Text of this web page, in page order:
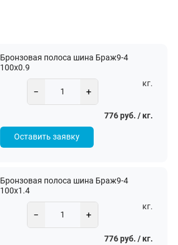
Бронзовая полоса шина Браж9-4
100х0.9
− +
кг.
776 руб. / кг.
Оставить заявку
Бронзовая полоса шина Браж9-4
100х1.4
− +
кг.
776 руб. / кг.